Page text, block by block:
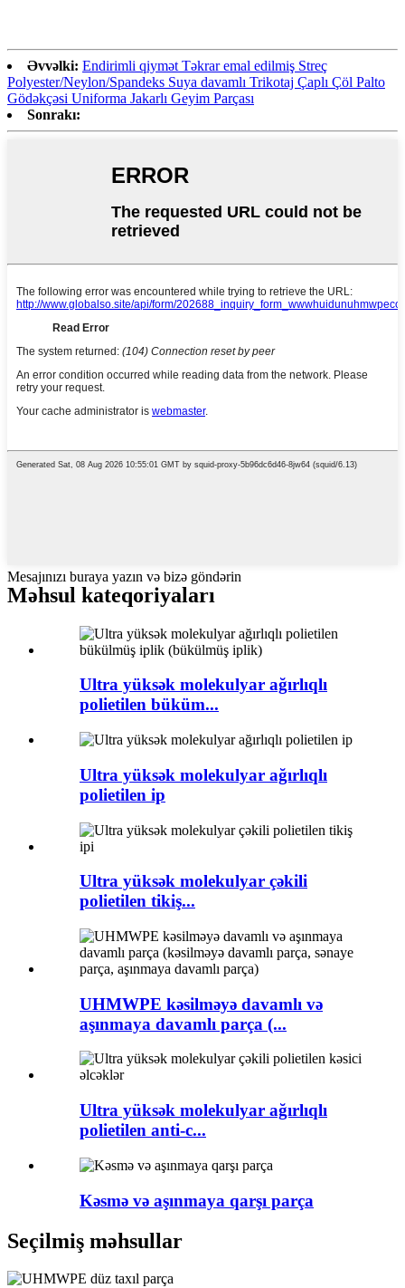
Əvvəlki: Endirimli qiymət Təkrar emal edilmiş Streç
Polyester/Neylon/Spandeks Suya davamlı Trikotaj Çaplı Çöl Palto
Gödəkçəsi Uniforma Jakarlı Geyim Parçası
Sonrakı:
Mesajınızı buraya yazın və bizə göndərin
Məhsul kateqoriyaları
Ultra yüksək molekulyar ağırlıqlı
polietilen büküm...
Ultra yüksək molekulyar ağırlıqlı
polietilen ip
Ultra yüksək molekulyar çəkili
polietilen tikiş...
UHMWPE kəsilməyə davamlı və
aşınmaya davamlı parça (...
Ultra yüksək molekulyar ağırlıqlı
polietilen anti-c...
Kəsmə və aşınmaya qarşı parça
Seçilmiş məhsullar